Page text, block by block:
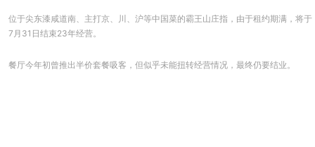
位于尖东漆咸道南、主打京、川、沪等中国菜的霸王山庄指，由于租约期满，将于
7月31日结束23年经营。
餐厅今年初曾推出半价套餐吸客，但似乎未能扭转经营情况，最终仍要结业。